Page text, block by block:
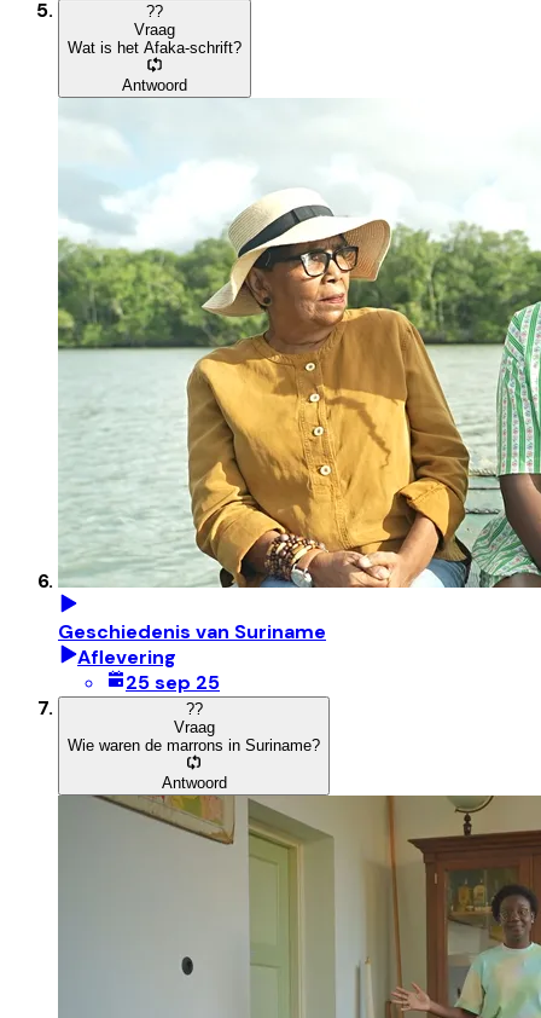
??
Vraag
Wat is het Afaka-schrift?
Antwoord
Geschiedenis van Suriname
Aflevering
25 sep 25
??
Vraag
Wie waren de marrons in Suriname?
Antwoord